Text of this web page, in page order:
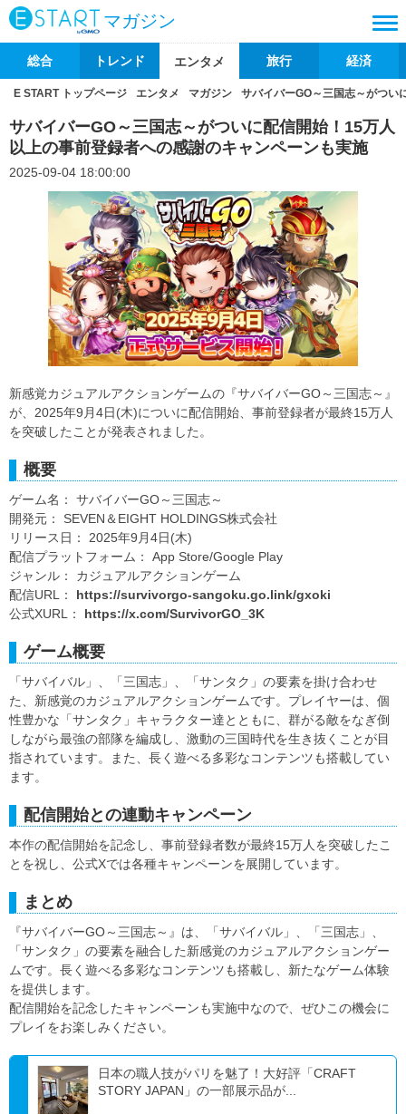
マガジン
総合 トレンド エンタメ 旅行 経済
E START トップページ エンタメ マガジン サバイバーGO～三国志～がつい
サバイバーGO～三国志～がついに配信開始！15万人
以上の事前登録者への感謝のキャンペーンも実施
2025-09-04 18:00:00
新感覚カジュアルアクションゲームの『サバイバーGO～三国志～』
が、2025年9月4日(木)についに配信開始、事前登録者が最終15万人
を突破したことが発表されました。
概要
ゲーム名： サバイバーGO～三国志～
開発元： SEVEN＆EIGHT HOLDINGS株式会社
リリース日： 2025年9月4日(木)
配信プラットフォーム： App Store/Google Play
ジャンル： カジュアルアクションゲーム
配信URL： https://survivorgo-sangoku.go.link/gxoki
公式XURL： https://x.com/SurvivorGO_3K
ゲーム概要
「サバイバル」、「三国志」、「サンタク」の要素を掛け合わせ
た、新感覚のカジュアルアクションゲームです。プレイヤーは、個
性豊かな「サンタク」キャラクター達とともに、群がる敵をなぎ倒
しながら最強の部隊を編成し、激動の三国時代を生き抜くことが目
指されています。また、長く遊べる多彩なコンテンツも搭載してい
ます。
配信開始との連動キャンペーン
本作の配信開始を記念し、事前登録者数が最終15万人を突破したこ
とを祝し、公式Xでは各種キャンペーンを展開しています。
まとめ
『サバイバーGO～三国志～』は、「サバイバル」、「三国志」、
「サンタク」の要素を融合した新感覚のカジュアルアクションゲー
ムです。長く遊べる多彩なコンテンツも搭載し、新たなゲーム体験
を提供します。
配信開始を記念したキャンペーンも実施中なので、ぜひこの機会に
プレイをお楽しみください。
日本の職人技がパリを魅了！大好評「CRAFT
STORY JAPAN」の一部展示品が...